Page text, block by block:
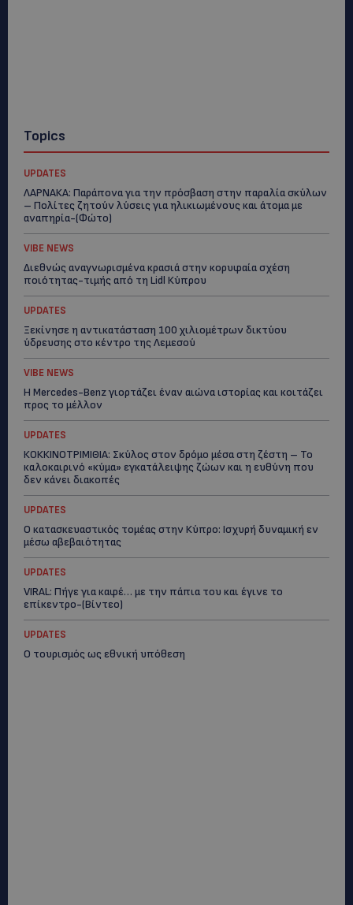
Topics
UPDATES
ΛΑΡΝΑΚΑ: Παράπονα για την πρόσβαση στην παραλία σκύλων
– Πολίτες ζητούν λύσεις για ηλικιωμένους και άτομα με
αναπηρία-(Φώτο)
VIBE NEWS
Διεθνώς αναγνωρισμένα κρασιά στην κορυφαία σχέση
ποιότητας-τιμής από τη Lidl Κύπρου
UPDATES
Ξεκίνησε η αντικατάσταση 100 χιλιομέτρων δικτύου
ύδρευσης στο κέντρο της Λεμεσού
VIBE NEWS
Η Mercedes-Benz γιορτάζει έναν αιώνα ιστορίας και κοιτάζει
προς το μέλλον
UPDATES
ΚΟΚΚΙΝΟΤΡΙΜΙΘΙΑ: Σκύλος στον δρόμο μέσα στη ζέστη – Το
καλοκαιρινό «κύμα» εγκατάλειψης ζώων και η ευθύνη που
δεν κάνει διακοπές
UPDATES
Ο κατασκευαστικός τομέας στην Κύπρο: Ισχυρή δυναμική εν
μέσω αβεβαιότητας
UPDATES
VIRAL: Πήγε για καφέ… με την πάπια του και έγινε το
επίκεντρο-(Βίντεο)
UPDATES
Ο τουρισμός ως εθνική υπόθεση